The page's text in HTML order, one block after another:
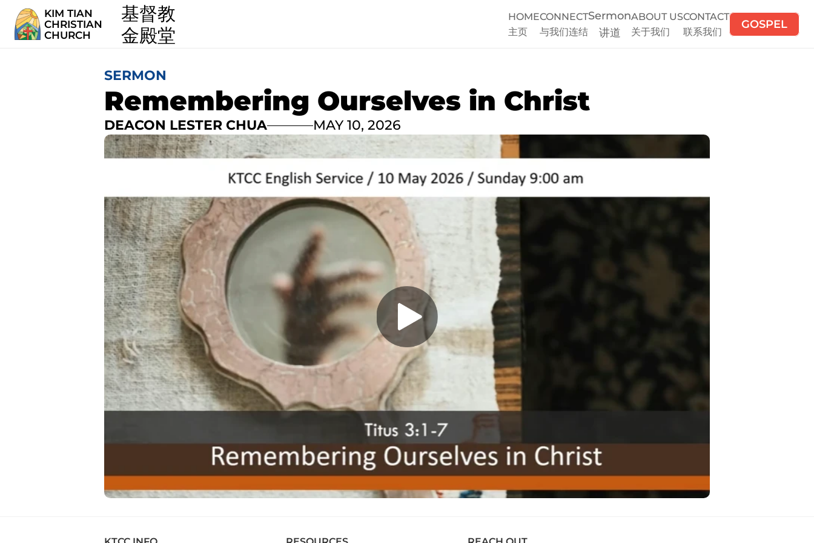
KIM TIAN
CHRISTIAN
CHURCH
  基督教
  金殿堂
HOME
主页
CONNECT
与我们连结
Sermon
讲道
ABOUT US
关于我们
CONTACT
联系我们
GOSPEL
SERMON
Remembering Ourselves in Christ
DEACON LESTER CHUA MAY 10, 2026